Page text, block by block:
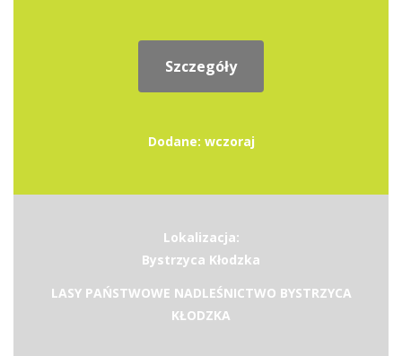
Szczegóły
Dodane: wczoraj
Lokalizacja:
Bystrzyca Kłodzka
LASY PAŃSTWOWE NADLEŚNICTWO BYSTRZYCA
KŁODZKA